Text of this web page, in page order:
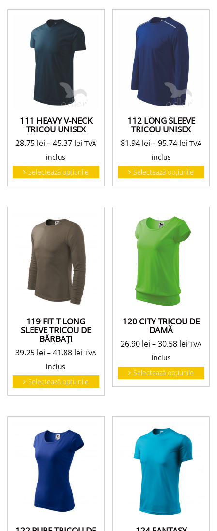
111 HEAVY V-NECK
TRICOU UNISEX
28.75 lei –45.37 lei TVA
inclus
Selectează opțiunile
112 LONG SLEEVE
TRICOU UNISEX
81.94 lei –95.74 lei TVA
inclus
Selectează opțiunile
119 FIT-T LONG
SLEEVE TRICOU DE
BĂRBAŢI
39.25 lei –41.88 lei TVA
inclus
Selectează opțiunile
120 CITY TRICOU DE
DAMĂ
26.90 lei –30.58 lei TVA
inclus
Selectează opțiunile